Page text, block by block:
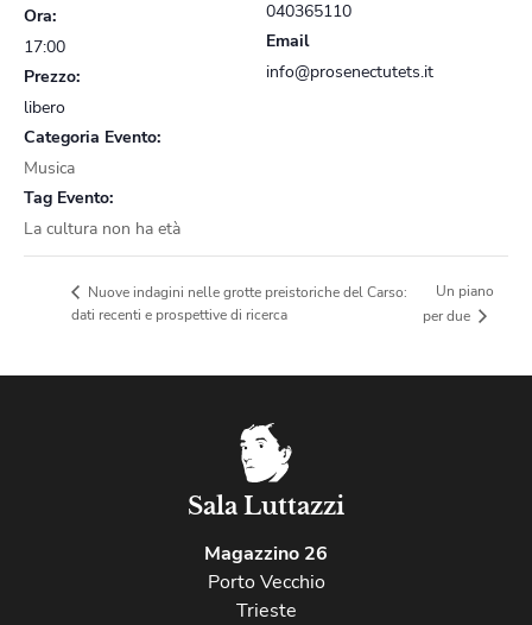
Ora:
17:00
Prezzo:
libero
Categoria Evento:
Musica
Tag Evento:
La cultura non ha età
040365110
Email
info@prosenectutets.it
Nuove indagini nelle grotte preistoriche del Carso:
dati recenti e prospettive di ricerca
Un piano
per due
Sala Luttazzi
Magazzino 26
Porto Vecchio
Trieste